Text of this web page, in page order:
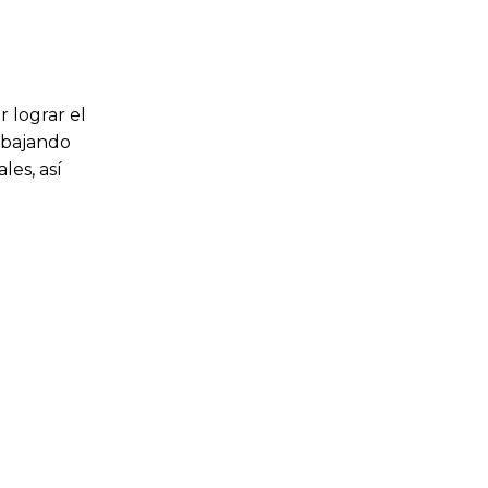
lograr el
así